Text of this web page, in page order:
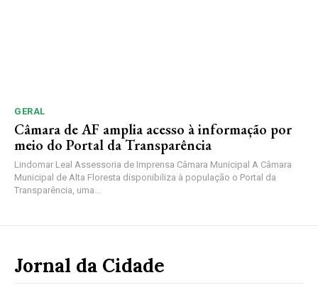
GERAL
Câmara de AF amplia acesso à informação por
meio do Portal da Transparência
Lindomar Leal Assessoria de Imprensa Câmara Municipal A Câmara
Municipal de Alta Floresta disponibiliza à população o Portal da
Transparência, uma...
Jornal da Cidade